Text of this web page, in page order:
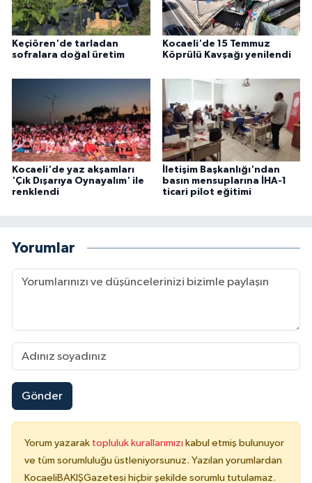
Keçiören'de tarladan
sofralara doğal üretim
Kocaeli'de 15 Temmuz
Köprülü Kavşağı yenilendi
Kocaeli'de yaz akşamları
'Çık Dışarıya Oynayalım' ile
renklendi
İletişim Başkanlığı'ndan
basın mensuplarına İHA-1
ticari pilot eğitimi
Yorumlar
Gönder
Yorum yazarak topluluk kurallarımızı kabul etmiş bulunuyor
ve tüm sorumluluğu üstleniyorsunuz. Yazılan yorumlardan
KocaeliBAKIŞGazetesi hiçbir şekilde sorumlu tutulamaz.